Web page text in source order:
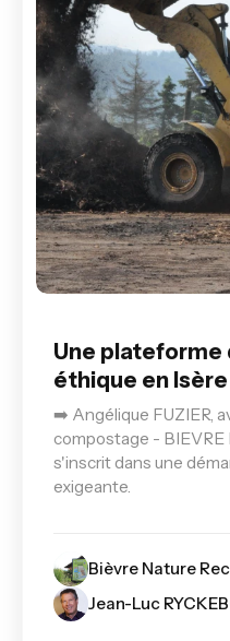
Une
éthique en Isère
➡️ Angélique FUZIER,
compostage - BIEVRE
s'inscrit dans une
exigeante.
Bièvre Nature
Jean-Luc